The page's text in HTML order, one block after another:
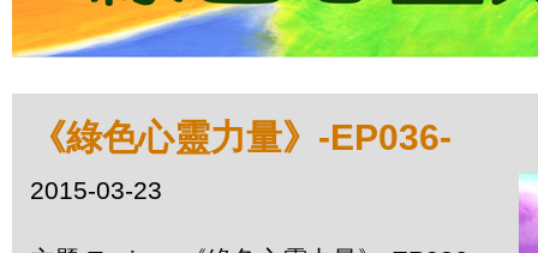
《綠色心靈力量》-EP036-
2015-03-23